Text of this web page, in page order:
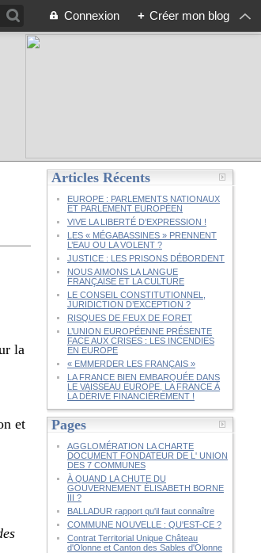
Connexion + Créer mon blog
la
et
Articles Récents
EUROPE : PARLEMENTS NATIONAUX
ET PARLEMENT EUROPÉEN
VIVE LA LIBERTÉ D’EXPRESSION !
LES « MÉGABASSINES » PRENNENT
L’EAU OU LA VOLENT ?
JUSTICE : LES PRISONS DÉBORDENT
NOUS AIMONS LA LANGUE
FRANÇAISE ET LA CULTURE
LE CONSEIL CONSTITUTIONNEL,
JURIDICTION D’EXCEPTION ?
RISQUES DE FEUX DE FORET
L’UNION EUROPÉENNE PRÉSENTE
FACE AUX CRISES : LES INCENDIES
EN EUROPE
« EMMERDER LES FRANÇAIS »
LA FRANCE BIEN EMBARQUÉE DANS
LE VAISSEAU EUROPE, LA FRANCE À
LA DÉRIVE FINANCIÈREMENT !
Pages
AGGLOMÉRATION LA CHARTE
DOCUMENT FONDATEUR DE L' UNION
DES 7 COMMUNES
À QUAND LA CHUTE DU
GOUVERNEMENT ÉLISABETH BORNE
III ?
BALLADUR rapport qu'il faut connaître
COMMUNE NOUVELLE : QU'EST-CE ?
Contrat Territorial Unique Château
d'Olonne et Canton des Sables d'Olonne